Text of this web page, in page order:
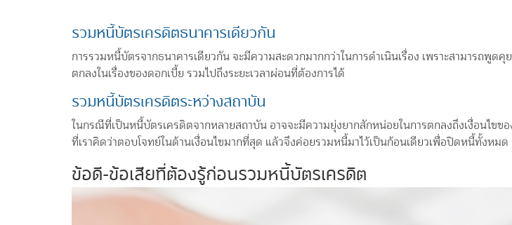
รวมหนี้บัตรเครดิตธนาคารเดียวกัน
การรวมหนี้บัตรจากธนาคารเดียวกัน จะมีความสะดวกมากกว่าในการดำเนินเรื่อง เพราะสามารถพู
ตกลงในเรื่องของดอกเบี้ย รวมไปถึงระยะเวลาผ่อนที่ต้องการได้
รวมหนี้บัตรเครดิตระหว่างสถาบัน
ในกรณีที่เป็นหนี้บัตรเครดิตจากหลายสถาบัน อาจจะมีความยุ่งยากสักหน่อยในการตกลงถึงเงื่อนไข
ที่เราคิดว่าตอบโจทย์ในด้านเงื่อนไขมากที่สุด แล้วจึงค่อยรวมหนี้มาไว้เป็นก้อนเดียวเพื่อปิดหนี้ทั้งหมด
ข้อดี-ข้อเสียที่ต้องรู้ก่อนรวมหนี้บัตรเครดิต